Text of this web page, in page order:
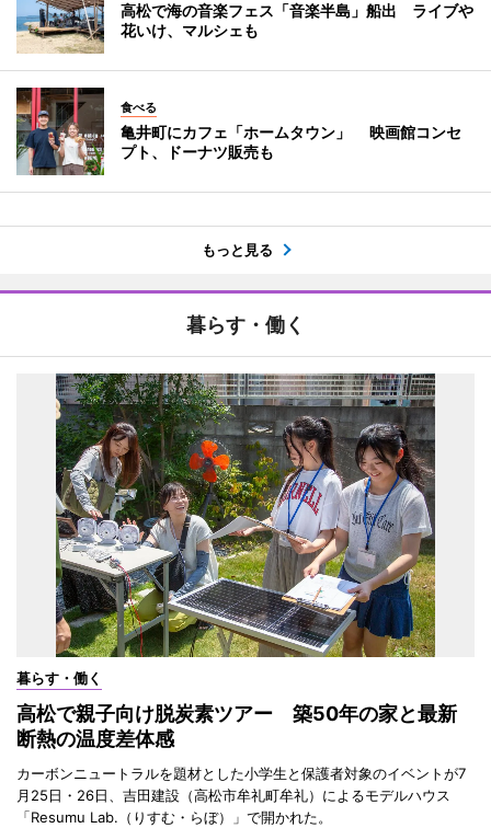
高松で海の音楽フェス「音楽半島」船出 ライブや
花いけ、マルシェも
食べる
亀井町にカフェ「ホームタウン」 映画館コンセ
プト、ドーナツ販売も
もっと見る
暮らす・働く
暮らす・働く
高松で親子向け脱炭素ツアー 築50年の家と最新
断熱の温度差体感
カーボンニュートラルを題材とした小学生と保護者対象のイベントが7
月25日・26日、吉田建設（高松市牟礼町牟礼）によるモデルハウス
「Resumu Lab.（りすむ・らぼ）」で開かれた。